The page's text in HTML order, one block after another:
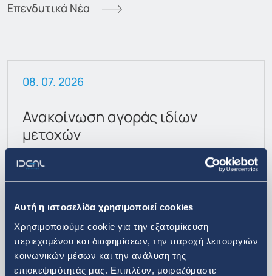
Αυτή η ιστοσελίδα χρησιμοποιεί cookies
Χρησιμοποιούμε cookie για την εξατομίκευση
περιεχομένου και διαφημίσεων, την παροχή λειτουργιών
κοινωνικών μέσων και την ανάλυση της
επισκεψιμότητάς μας. Επιπλέον, μοιραζόμαστε
Επενδυτικά Νέα
08. 07. 2026
Ανακοίνωση αγοράς ιδίων
μετοχών